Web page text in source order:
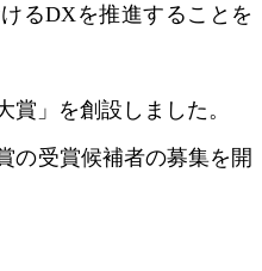
るDXを推進することを
賞」を創設しました。
の受賞候補者の募集を開